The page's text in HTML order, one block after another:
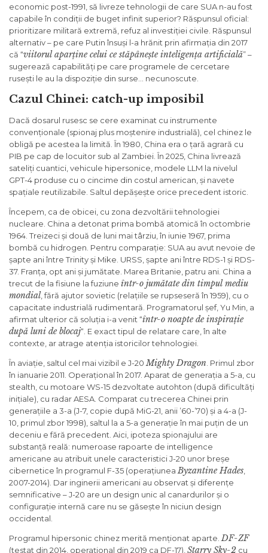
economic post-1991, să livreze tehnologii de care SUA n-au fost
capabile în condiții de buget infinit superior? Răspunsul oficial:
prioritizare militară extremă, refuz al investiției civile. Răspunsul
alternativ – pe care Putin însuși l-a hrănit prin afirmația din 2017
că “viitorul aparține celui ce stăpânește inteligența artificială” –
sugerează capabilități pe care programele de cercetare
rusești le au la dispoziție din surse… necunoscute.
Cazul Chinei: catch-up imposibil
Dacă dosarul rusesc se cere examinat cu instrumente
convenționale (spionaj plus moștenire industrială), cel chinez le
obligă pe acestea la limită. În 1980, China era o țară agrară cu
PIB pe cap de locuitor sub al Zambiei. În 2025, China livrează
sateliți cuantici, vehicule hipersonice, modele LLM la nivelul
GPT-4 produse cu o cincime din costul american, și navete
spațiale reutilizabile. Saltul depășește orice precedent istoric.
Începem, ca de obicei, cu zona dezvoltării tehnologiei
nucleare. China a detonat prima bombă atomică în octombrie
1964. Treizeci și două de luni mai târziu, în iunie 1967, prima
bombă cu hidrogen. Pentru comparație: SUA au avut nevoie de
șapte ani între Trinity și Mike. URSS, șapte ani între RDS-1 și RDS-
37. Franța, opt ani și jumătate. Marea Britanie, patru ani. China a
trecut de la fisiune la fuziune într-o jumătate din timpul mediu
mondial , fără ajutor sovietic (relațiile se rupseseră în 1959), cu o
capacitate industrială rudimentară. Programatorul șef, Yu Min, a
afirmat ulterior că soluția i-a venit “într-o noapte de inspirație
după luni de blocaj“. E exact tipul de relatare care, în alte
contexte, ar atrage atenția istoricilor tehnologiei.
În aviație, saltul cel mai vizibil e J-20 Mighty Dragon . Primul zbor
în ianuarie 2011. Operațional în 2017. Aparat de generația a 5-a, cu
stealth, cu motoare WS-15 dezvoltate autohton (după dificultăți
inițiale), cu radar AESA. Comparat cu trecerea Chinei prin
generațiile a 3-a (J-7, copie după MiG-21, anii ’60-’70) și a 4-a (J-
10, primul zbor 1998), saltul la a 5-a generație în mai puțin de un
deceniu e fără precedent. Aici, ipoteza spionajului are
substanță reală: numeroase rapoarte de intelligence
americane au atribuit unele caracteristici J-20 unor breșe
cibernetice în programul F-35 (operațiunea Byzantine Hades
2007-2014). Dar inginerii americani au observat și diferențe
semnificative – J-20 are un design unic al canardurilor și o
configurație internă care nu se găsește în niciun design
occidental.
Programul hipersonic chinez merită menționat aparte. DF-ZF
(testat din 2014, operațional din 2019 ca DF-17), Starry Sky-2 cu